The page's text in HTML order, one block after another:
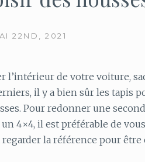
22ND, 2021
l’intérieur de votre voiture,
il y a bien sûr les tapis
Pour redonner une
4×4, il est préférable de
regarder la référence pour